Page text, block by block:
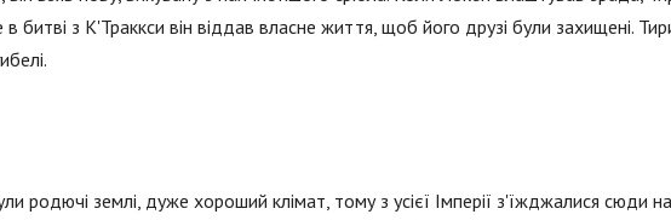
битві з К'Траккси він віддав власне життя, щоб його друзі були захищені.
родючі землі, дуже хороший клімат, тому з усієї Імперії з'їжджалися сюди